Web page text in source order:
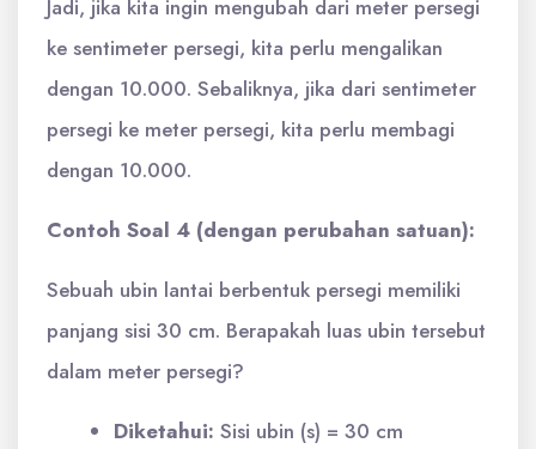
Jadi, jika kita ingin mengubah dari meter persegi
ke sentimeter persegi, kita perlu mengalikan
dengan 10.000. Sebaliknya, jika dari sentimeter
persegi ke meter persegi, kita perlu membagi
dengan 10.000.
Contoh Soal 4 (dengan perubahan satuan):
Sebuah ubin lantai berbentuk persegi memiliki
panjang sisi 30 cm. Berapakah luas ubin tersebut
dalam meter persegi?
Diketahui: Sisi ubin (s) = 30 cm